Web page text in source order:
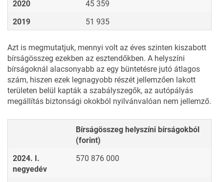
2020
45 359
2019
51 935
Azt is megmutatjuk, mennyi volt az éves szinten kiszabott
bírságösszeg ezekben az esztendőkben. A helyszíni
bírságoknál alacsonyabb az egy büntetésre jutó átlagos
szám, hiszen ezek legnagyobb részét jellemzően lakott
területen belül kapták a szabályszegők, az autópályás
megállítás biztonsági okokból nyilvánvalóan nem jellemző.
Bírságösszeg helyszíni bírságokból
(forint)
2024. I.
negyedév
570 876 000